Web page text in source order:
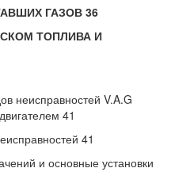
ГАЗОВ 36
ТОПЛИВА И
неисправностей V.A.G
41
41
и основные установки